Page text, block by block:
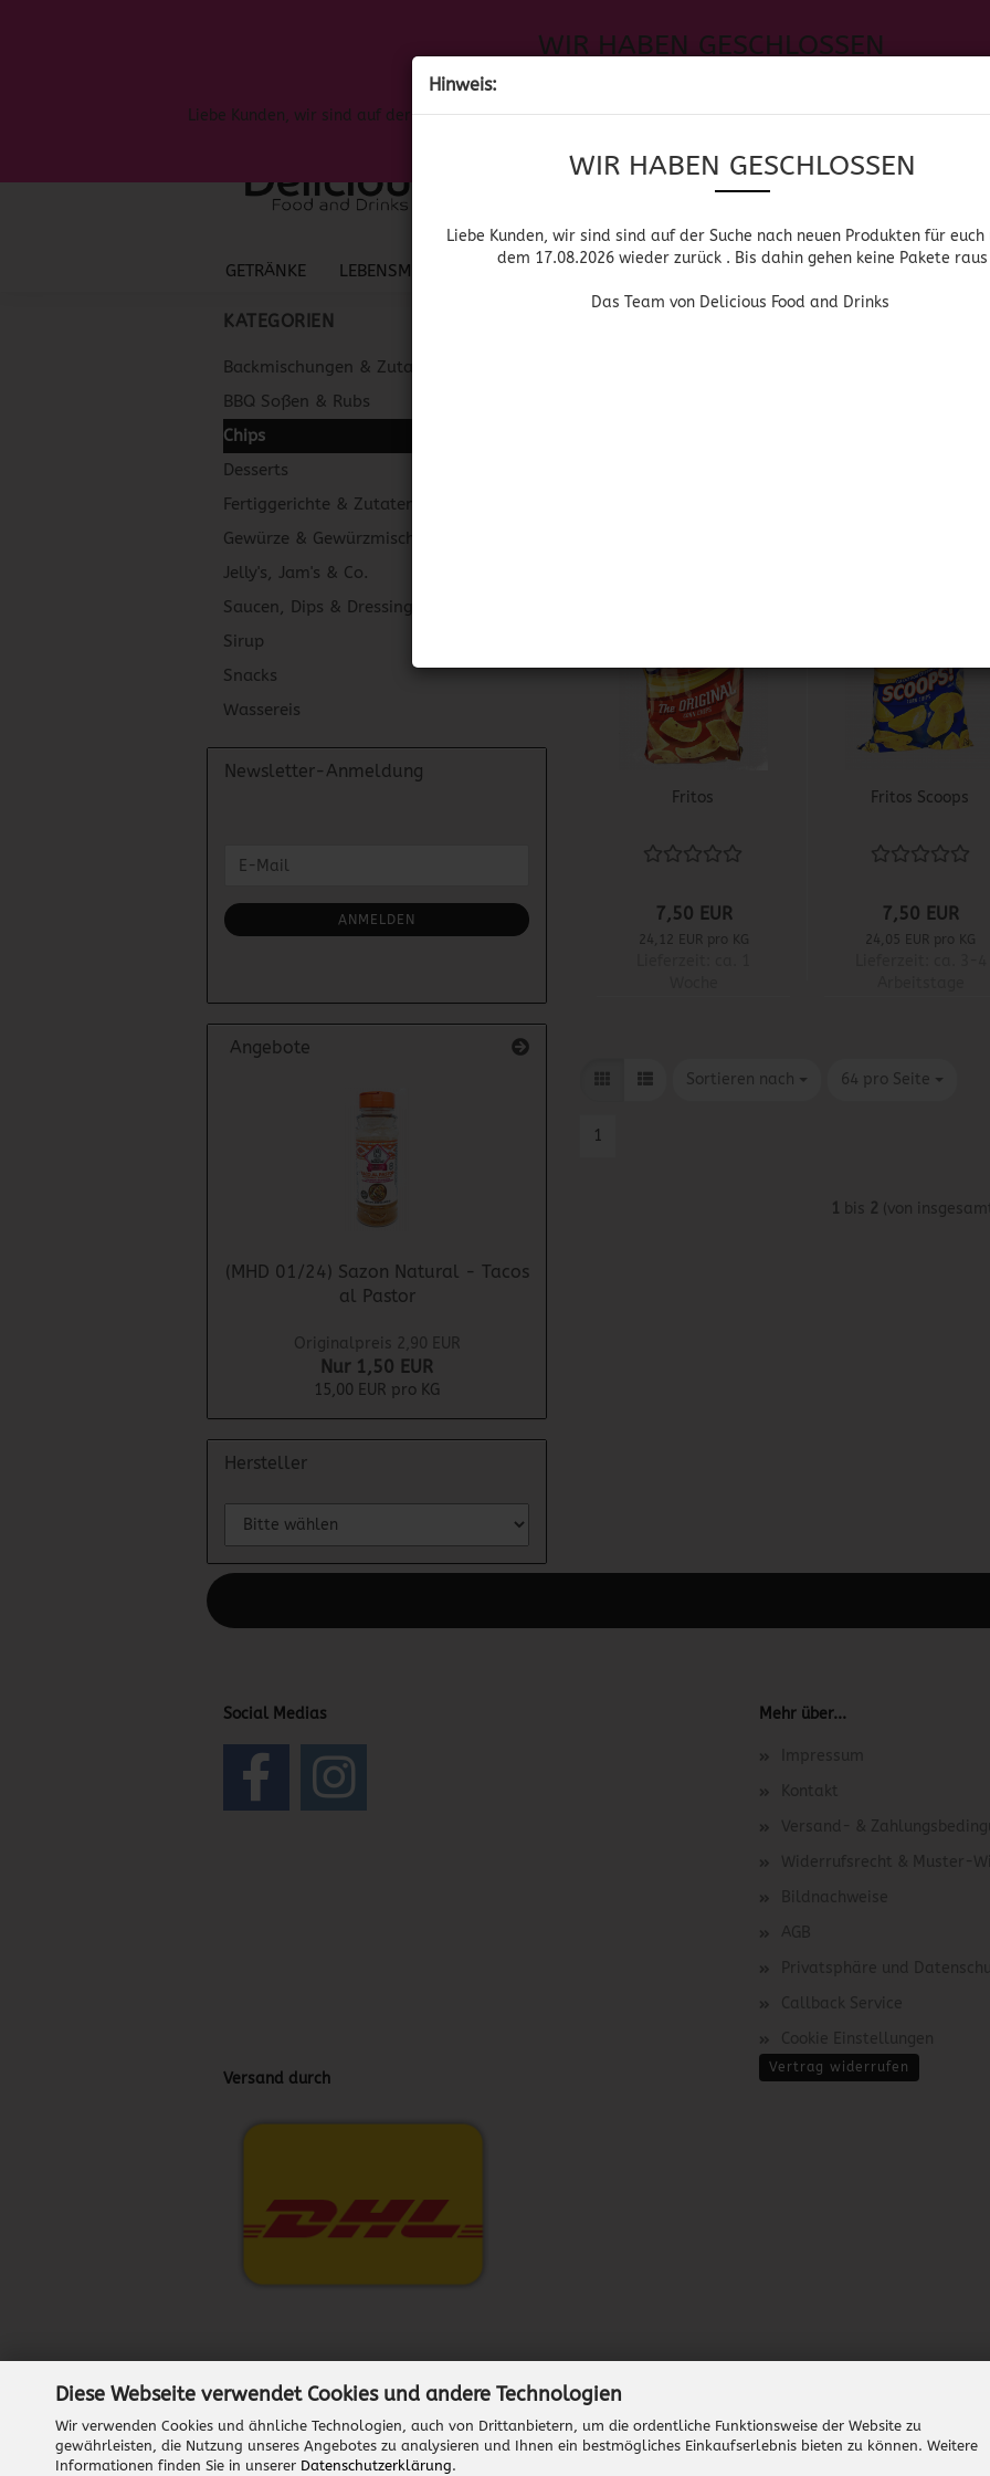
Diese Webseite verwendet Cookies und andere Technologien
Wir verwenden Cookies und ähnliche Technologien, auch von Drittanbietern, um die ordentliche Funktionsweise der Website zu
gewährleisten, die Nutzung unseres Angebotes zu analysieren und Ihnen ein bestmögliches Einkaufserlebnis bieten zu können. Weitere
Informationen finden Sie in unserer Datenschutzerklärung.
Hinweis:
WIR HABEN GESCHLOSSEN
Liebe Kunden, wir sind sind auf der Suche nach neuen Produkten für euch
dem 17.08.2026 wieder zurück . Bis dahin gehen keine Pakete raus
Das Team von Delicious Food and Drinks
Lieferland
WIR HABEN GESCHLOSSEN
Liebe Kunden, wir sind auf der Suche nach neuen Produkten für euch und wieder ab dem 17.08.2026 zurück.
Das Team von Delicious Food and Drinks
GETRÄNKE LEBENSMITTEL HOME & LIVING
Startseite » Lebensmittel » Amerikanische Lebensmittel
Fritos
7,50 EUR
24,12 EUR pro KG
Fritos Scoops
7,50 EUR
24,05 EUR pro KG
Sortieren nach
Sortieren nach 64 pro Seite
pro Seite
1
1 bis 2 (von
KATEGORIEN
Backmischungen & Zutaten
BBQ Soßen & Rubs
Chips
Desserts
Fertiggerichte & Zutaten
Gewürze & Gewürzmischungen
Jelly's, Jam's & Co.
Saucen, Dips & Dressings
Sirup
Snacks
Wassereis
Newsletter-Anmeldung
ZUR
ANMELDUNG
E-
ANMELDEN
Angebote
(MHD 01/24) Sazon Natural - Tacos
al Pastor
Originalpreis 2,90 EUR
Nur 1,50 EUR
15,00 EUR pro KG
Hersteller
Social Medias Mehr über...
Impressum
Kontakt
Versand- &
Widerrufsrecht & Muster-
Bildnachweise
AGB
Privatsphäre und
Callback Service
Cookie Einstellungen
Versand durch
Vertrag widerrufen
Onlineshop erstellenmit Gambio.de © 2026